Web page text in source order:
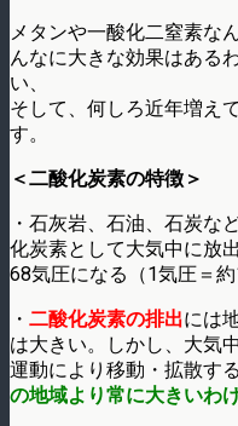
メタンや一酸化二窒素な
んなに大きな効果はある
い、
そして、何しろ近年増え
す。
＜二酸化炭素の特徴＞
・石灰岩、石油、石炭な
化炭素として大気中に放
68気圧になる（1気圧＝約
・ 二酸化炭素の排出には
は大きい。しかし、大気
運動により移動・拡散する
の地域より常に大きいわ